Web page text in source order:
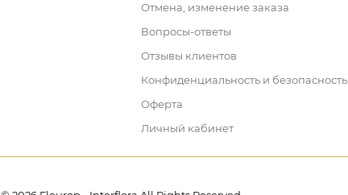
Отмена, изменение заказа
Вопросы-ответы
Отзывы клиентов
Конфиденциальность и безопасность
Оферта
Личный кабинет